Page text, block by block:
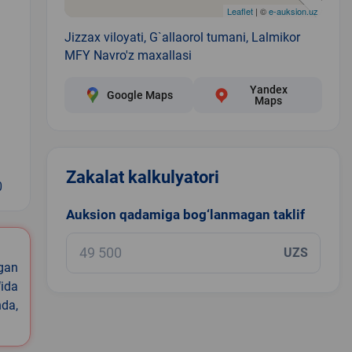
Leaflet| ©e-auksion.uz
Jizzax viloyati, G`allaorol tumani, Lalmikor
MFY Navro'z maxallasi
Google Maps
Yandex
Maps
Zakalat kalkulyatori
Auksion qadamiga bog‘lanmagan taklif
UZS